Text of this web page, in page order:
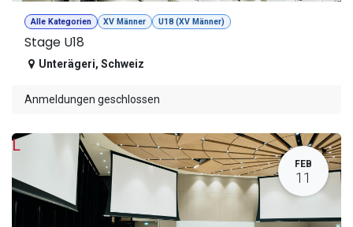
Alle Kategorien XV Männer U18 (XV Männer)
Stage U18
Unterägeri, Schweiz
Anmeldungen geschlossen
L
FEB
11